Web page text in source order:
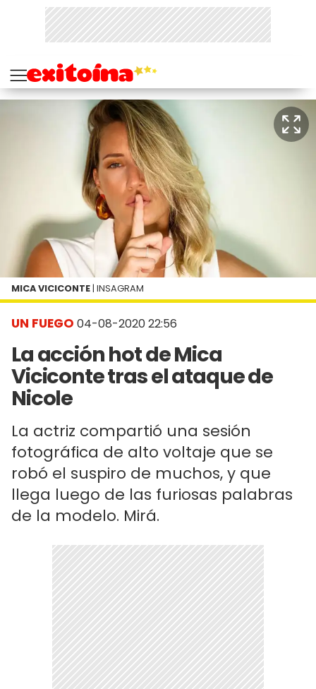
UN FUEGO 04-08-2020 22:56
La acción hot de Mica
Viciconte tras el ataque de
Nicole
La actriz compartió una sesión
fotográfica de alto voltaje que se
robó el suspiro de muchos, y que
llega luego de las furiosas palabras
de la modelo. Mirá.
MICA VICICONTE | INSAGRAM